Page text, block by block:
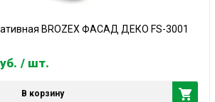
BROZEX ФАСАД ДЕКО FS-3001
/ шт.
В корзину